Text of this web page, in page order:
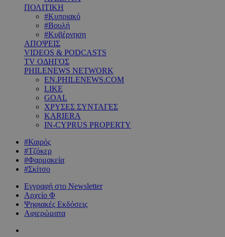
ΠΟΛΙΤΙΚΗ
#Κυπριακό
#Βουλή
#Κυβέρνηση
ΑΠΟΨΕΙΣ
VIDEOS & PODCASTS
TV ΟΔΗΓΟΣ
PHILENEWS NETWORK
EN.PHILENEWS.COM
LIKE
GOAL
ΧΡΥΣΕΣ ΣΥΝΤΑΓΕΣ
KARIERA
IN-CYPRUS PROPERTY
#Καιρός
#Τζόκερ
#Φαρμακεία
#Σκίτσο
Εγγραφή στο Newsletter
Αρχείο Φ
Ψηφιακές Εκδόσεις
Αφιερώματα